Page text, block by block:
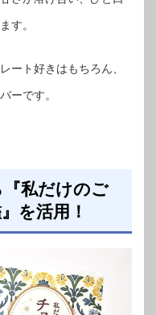
す。
ート好きはもちろん、
ーです。
私だけのご
を活用！